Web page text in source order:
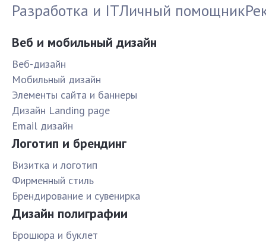
Разработка и ITЛичный помощник
Веб и мобильный дизайн
Веб-дизайн
Мобильный дизайн
Элементы сайта и баннеры
Дизайн Landing page
Email дизайн
Логотип и брендинг
Визитка и логотип
Фирменный стиль
Брендирование и сувенирка
Дизайн полиграфии
Брошюра и буклет